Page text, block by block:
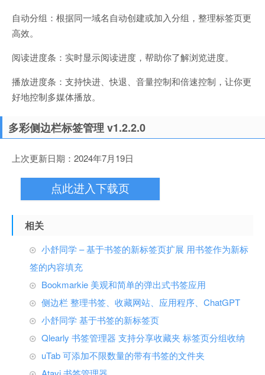
自动分组：根据同一域名自动创建或加入分组，整理标签页更
高效。
阅读进度条：实时显示阅读进度，帮助你了解浏览进度。
播放进度条：支持快进、快退、音量控制和倍速控制，让你更
好地控制多媒体播放。
多彩侧边栏标签管理 v1.2.2.0
上次更新日期：2024年7月19日
点此进入下载页
相关
小舒同学 – 基于书签的新标签页扩展 用书签作为新标
签的内容填充
Bookmarkie 美观和简单的弹出式书签应用
侧边栏 整理书签、收藏网站、应用程序、ChatGPT
小舒同学 基于书签的新标签页
Qlearly 书签管理器 支持分享收藏夹 标签页分组收纳
uTab 可添加不限数量的带有书签的文件夹